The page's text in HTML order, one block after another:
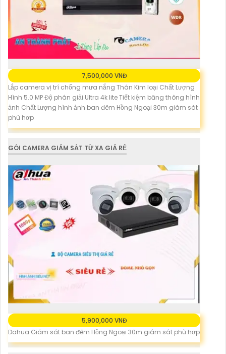
7,500,000 VNĐ
Lắp camera vị trí chống mưa nắng Thân Kim loại Chất Lượng
Hình 5.0 MP Độ phân giải Ultra 4k lite Tiết kiệm băng thông hình
ảnh Chất Lượng hình ảnh ban đêm Hồng Ngoại 30m giám sát
phù hơp
GÓI CAMERA GIÁM SÁT TỪ XA GIÁ RẺ
5,900,000 VNĐ
Dahua Giám sát ban đêm Hồng Ngoại 30m giám sát phù hơp